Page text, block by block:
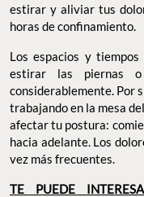
estirar y aliviar tus
horas de confinamiento.
Los espacios y
estirar las piernas
considerablemente. Por
trabajando en la mesa
afectar tu postura:
hacia adelante. Los
vez más frecuentes.
TE PUEDE